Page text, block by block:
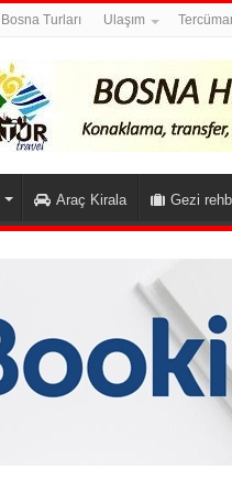
Bosna Turları Ulaşım
Araç Kirala Gezi